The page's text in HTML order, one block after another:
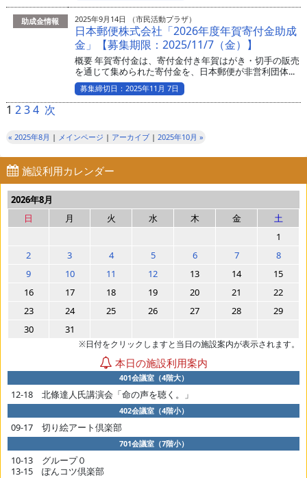
助成金情報 2025年9月14日 （市民活動プラザ）
日本郵便株式会社「2026年度年賀寄付金助成
金」【募集期限：2025/11/7（金）】
概要 年賀寄付金は、寄付金付き年賀はがき・切手の販売
を通じて集められた寄付金を、日本郵便が非営利団体...
募集締切日：2025年11月 7日
1 234 次
« 2025年8月 | メインページ | アーカイブ| 2025年10月 »
施設利用カレンダー
2026年8月
日
月 火 水 木 金
土
1
2
3 4 5 6 7
8
9
10 11 12 13 14
15
16
17 18 19 20 21
22
23
24 25 26 27 28
29
30
31
※日付をクリックしますと当日の施設案内が表示されます。
本日の施設利用案内
401会議室（4階大）
12-18 北條達人氏講演会「命の声を聴く。」
402会議室（4階小）
09-17 切り絵アート倶楽部
701会議室（7階小）
10-13 グループ０
13-15 ぽんコツ倶楽部